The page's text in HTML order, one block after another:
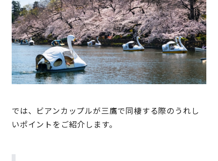
では、ビアンカップルが三鷹で同棲する際のうれし
いポイントをご紹介します。